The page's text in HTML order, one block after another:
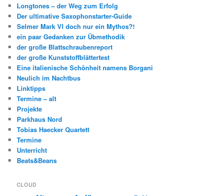
Longtones – der Weg zum Erfolg
Der ultimative Saxophonstarter-Guide
Selmer Mark VI doch nur ein Mythos?!
ein paar Gedanken zur Übmethodik
der große Blattschraubenreport
der große Kunststoffblättertest
Eine italienische Schönheit namens Borgani
Neulich im Nachtbus
Linktipps
Termine – alt
Projekte
Parkhaus Nord
Tobias Haecker Quartett
Termine
Unterricht
Beats&Beans
CLOUD